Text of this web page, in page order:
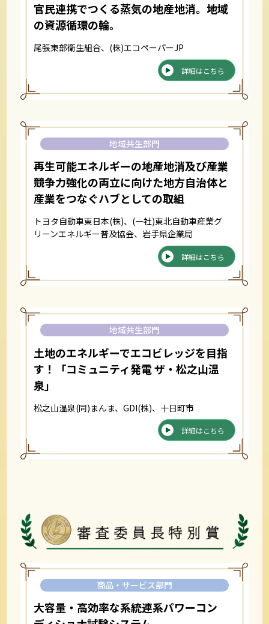
官民連携でつくる蒸気の地産地消。地域
の資源循環の輪。
尾張東部衛生組合、(株)エコペーパーJP
詳細はこちら
地域共生部門
再生可能エネルギーの地産地消及び産業
競争力強化の両立に向けた地方自治体と
産業をつなぐハブとしての取組
トヨタ自動車東日本(株)、(一社)東北自動車産業グ
リーンエネルギー普及協会、岩手県企業局
詳細はこちら
地域共生部門
土地のエネルギーでエコビレッジを目指
す！「コミュニティ発電 ザ・松之山温
泉」
松之山温泉(同)まんま、GDI(株)、十日町市
詳細はこちら
商品・サービス部門
大容量・高効率な系統連系パワーコン